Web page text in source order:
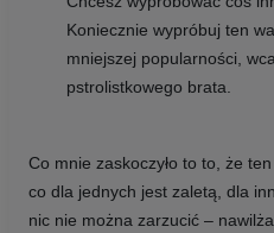
Koniecznie wypróbuj ten
mniejszej popularności,
pstrolistkowego brata.
Co mnie zaskoczyło to to, że
co dla jednych jest zaletą, dla
nic nie można zarzucić –